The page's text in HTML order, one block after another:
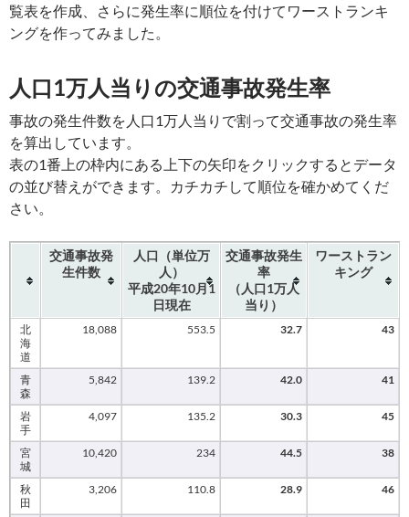
覧表を作成、さらに発生率に順位を付けてワーストランキ
ングを作ってみました。
人口1万人当りの交通事故発生率
事故の発生件数を人口1万人当りで割って交通事故の発生率
を算出しています。
表の1番上の枠内にある上下の矢印をクリックするとデータ
の並び替えができます。カチカチして順位を確かめてくだ
さい。
交通事故発
生件数
人口（単位万
人）
平成20年10月1
日現在
交通事故発生
率
（人口1万人
当り）
ワーストラン
キング
北
海
道
18,088 553.5 32.7 43
青
森
5,842 139.2 42.0 41
岩
手
4,097 135.2 30.3 45
宮
城
10,420 234 44.5 38
秋
田
3,206 110.8 28.9 46